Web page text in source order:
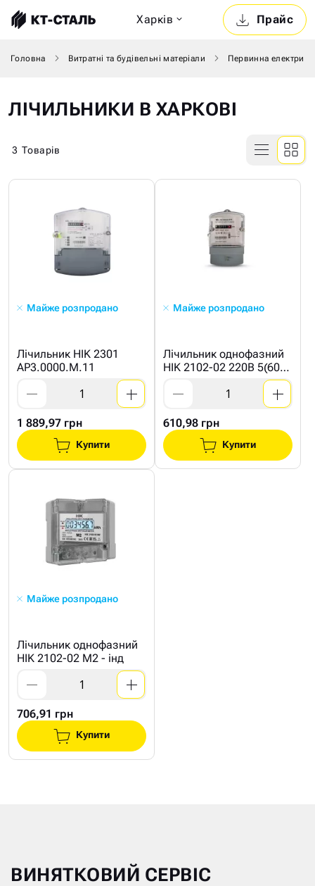
Прайс
Харкiв
Головна Витратні та будівельні матеріали Первинна електрика
ЛІЧИЛЬНИКИ В ХАРКОВІ
3 Товарів
Майже розпродано
Лічильник HIK 2301
АР3.0000.М.11
1 889,97 грн
Купити
Майже розпродано
Лічильник однофазний
HIK 2102-02 220B 5(60)A
610,98 грн
Купити
Майже розпродано
Лічильник однофазний
HIK 2102-02 M2 - інд
706,91 грн
Купити
ВИНЯТКОВИЙ СЕРВІС